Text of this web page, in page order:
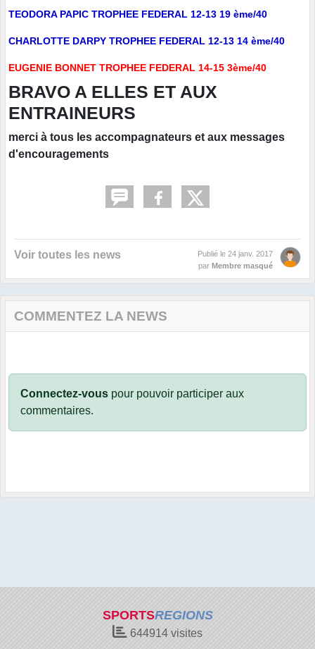
TEODORA PAPIC TROPHEE FEDERAL 12-13 19 ème/40
CHARLOTTE DARPY TROPHEE FEDERAL 12-13 14 ème/40
EUGENIE BONNET TROPHEE FEDERAL 14-15 3ème/40
BRAVO A ELLES ET AUX
ENTRAINEURS
merci à tous les accompagnateurs et aux messages
d'encouragements
Voir toutes les news Publié le 24 janv. 2017
par Membre masqué
COMMENTEZ LA NEWS
Connectez-vous pour pouvoir participer aux
commentaires.
SPORTSREGIONS
644914 visites